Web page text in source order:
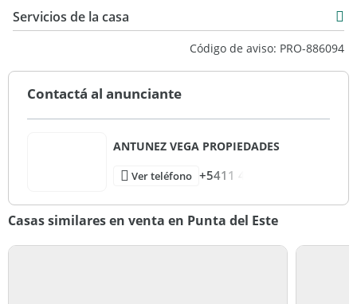
Servicios de la casa
Código de aviso: PRO-886094
Contactá al anunciante
ANTUNEZ VEGA PROPIEDADES
Ver teléfono +5411 4
Casas similares en venta en Punta del Este